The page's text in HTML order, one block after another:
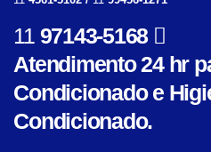
11 97143-5168
Atendimento 24 hr
Condicionado e
Condicionado.